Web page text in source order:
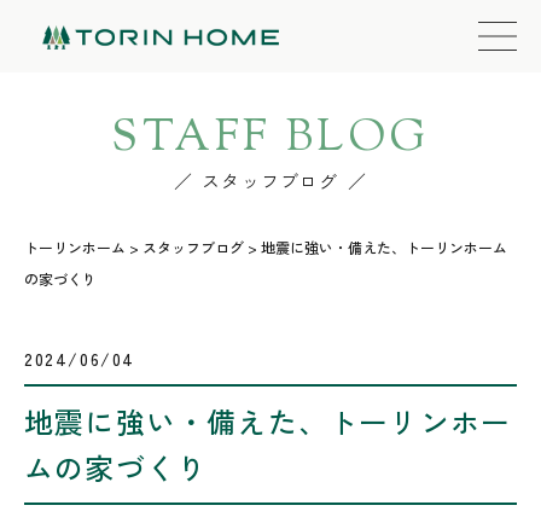
STAFF BLOG
スタッフブログ
トーリンホーム > スタッフブログ > 地震に強い・備えた、トーリンホーム
の家づくり
2024/06/04
地震に強い・備えた、トーリンホー
ムの家づくり